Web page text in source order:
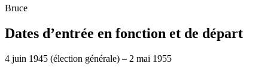
Bruce
Dates d’entrée en fonction et de départ
4 juin 1945 (élection générale) – 2 mai 1955